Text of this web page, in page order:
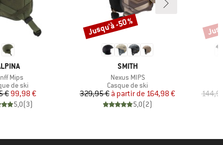
Mips
group
de ski
Prix
€Prix réduit
99,98 €
5,0(3)
MARQUE
SMITH
Article
Nexus MIPS
Product group
Casque de ski
Prix
329,95 € Prix réduit
à partir de 164,98 €
5,0(2)
Remise
Jusqu'à -50 %